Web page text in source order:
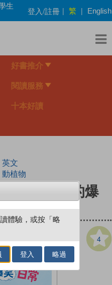
生
登入/註冊 | 繁 | English
好書推介
閱讀服務
十本好讀
英文
動植物
修辭公寓的爆
4
體驗，或按「略
登入 略過